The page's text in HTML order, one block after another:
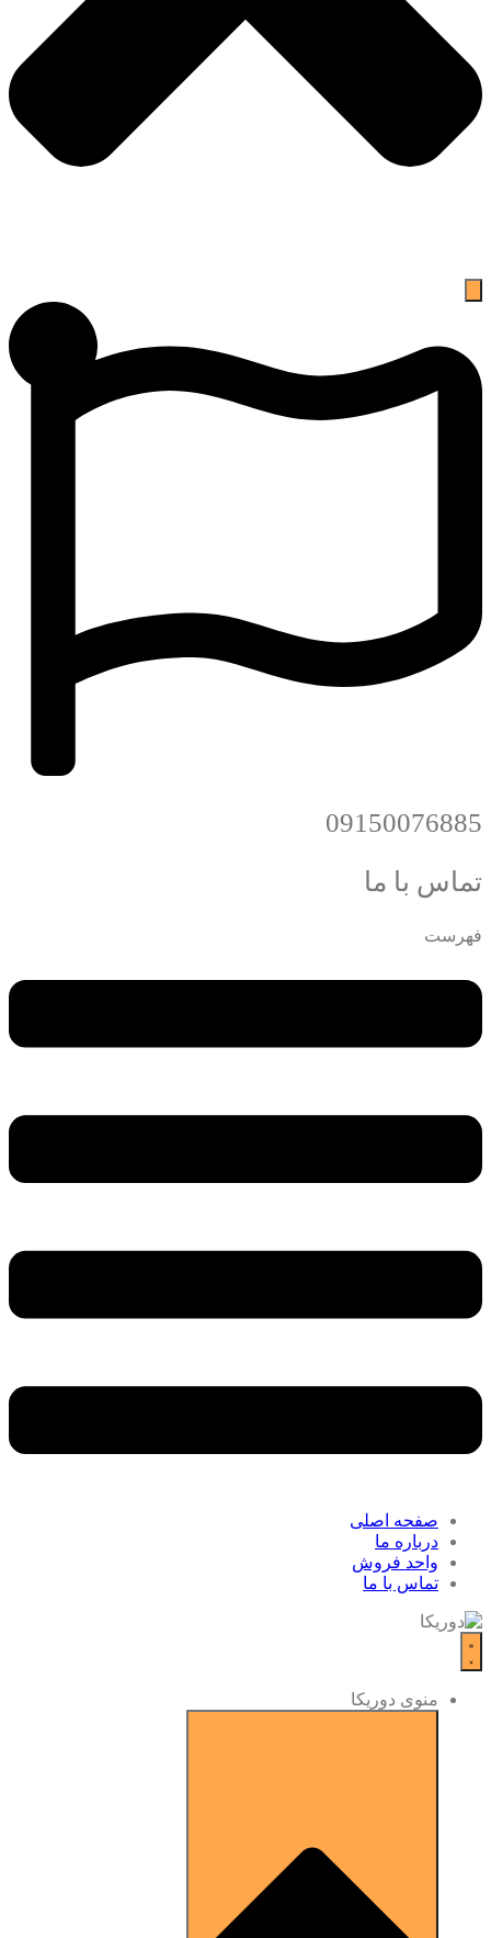
09150076885
تماس با ما
فهرست
صفحه اصلی
درباره ما
واحد فروش
تماس با ما
منوی دوریکا